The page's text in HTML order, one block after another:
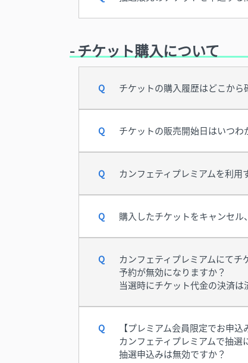
- チケット購入について
チケットの購入履歴はどこから
チケットの販売開始日はいつわ
カンフェティプレミアムを利
購入したチケットをキャンセル
カンフェティプレミアムにてチ
予約が無効になりますか？
当選時にチケット代金の決済は
【プレミアム会員限定でお申込
カンフェティプレミアムで抽選
抽選申込みは無効ですか？